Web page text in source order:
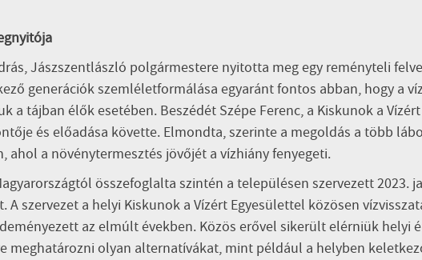
Jászszentlászló polgármestere nyitotta meg egy reményteli
generációk szemléletformálása egyaránt fontos abban, hogy a
a tájban élők esetében. Beszédét Szépe Ferenc, a Kiskunok a
és előadása követte. Elmondta, szerinte a megoldás a több
ahol a növénytermesztés jövőjét a vízhiány fenyegeti.
összefoglalta szintén a településen szervezett 2023.
szervezet a helyi Kiskunok a Vízért Egyesülettel közösen
az elmúlt években. Közös erővel sikerült elérniük helyi
meghatározni olyan alternatívákat, mint például a helyben